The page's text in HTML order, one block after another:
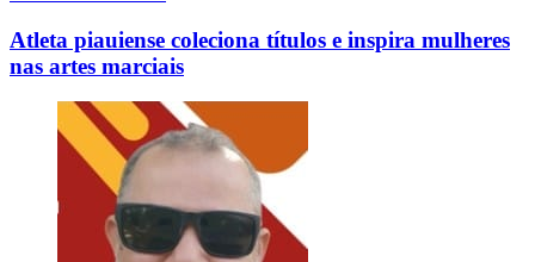
Atleta piauiense coleciona títulos e inspira mulheres
nas artes marciais